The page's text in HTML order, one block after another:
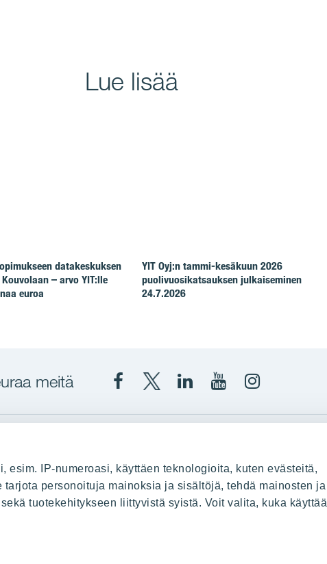
esim. IP-numeroasi, käyttäen teknologioita, kuten evästeitä,
personoituja mainoksia ja sisältöjä, tehdä mainosten ja
tuotekehitykseen liittyvistä syistä. Voit valita, kuka käyttää
Lue lisää
datakeskuksen
– arvo YIT:lle
euroa
YIT Oyj:n tammi-kesäkuun 2026
puolivuosikatsauksen julkaiseminen
24.7.2026
meitä
YITYITCorporation
Corporation
YIT
Myytävät asunnot
Vuokrattavat toimitilat